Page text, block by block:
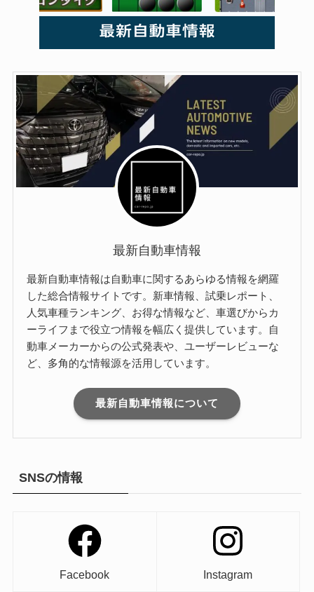
最新自動車情報
最新自動車情報は自動車に関するあらゆる情報を網羅
した総合情報サイトです。新車情報、試乗レポート、
人気車種ランキング、お得な情報など、車選びからカ
ーライフまで役立つ情報を幅広く提供しています。自
動車メーカーからの公式発表や、ユーザーレビューな
ど、多角的な情報源を活用しています。
最新自動車情報について
SNSの情報
Facebook Instagram